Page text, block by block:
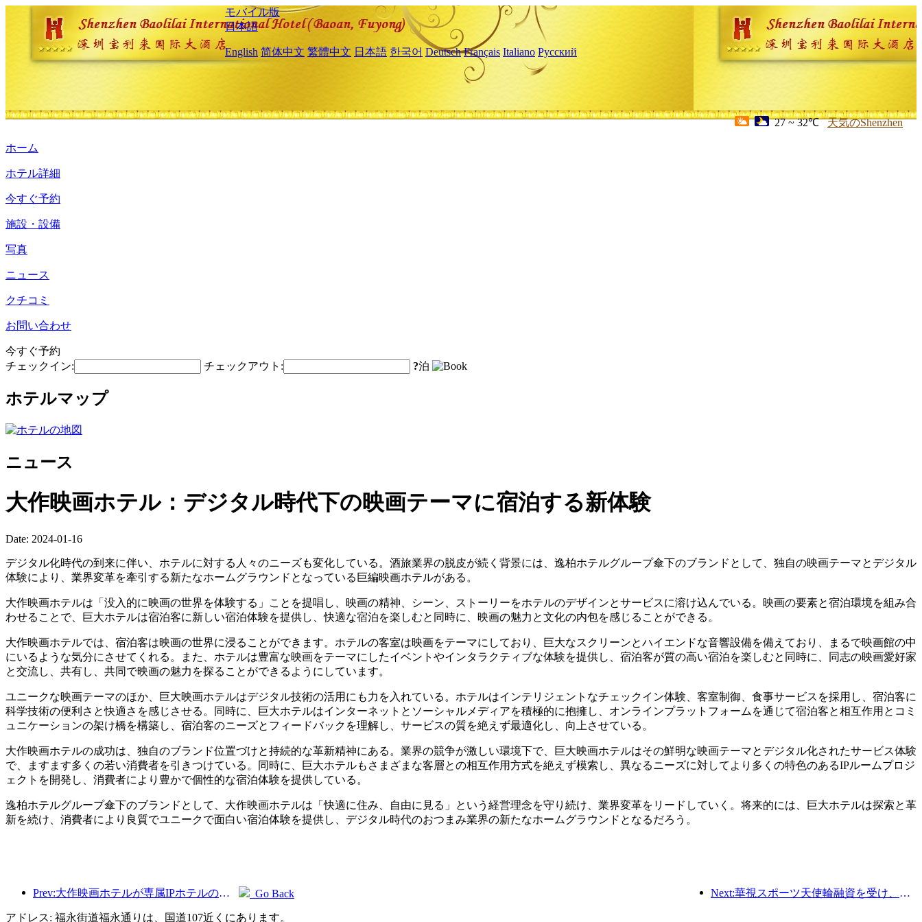
モバイル版
日本語
English 简体中文 繁體中文 日本語 한국어 Deutsch Français Italiano Русский
27 ~ 32℃ 天気のShenzhen
ホーム
ホテル詳細
今すぐ予約
施設・設備
写真
ニュース
クチコミ
お問い合わせ
今すぐ予約
チェックイン:
チェックアウト: ?泊
ホテルマップ
ニュース
大作映画ホテル：デジタル時代下の映画テーマに宿泊する新体験
Date: 2024-01-16
デジタル化時代の到来に伴い、ホテルに対する人々のニーズも変化している。酒旅業界の脱皮が続く背景には、逸柏ホテルグループ傘下のブランドとして、独自の映画テーマとデジタル
体験により、業界変革を牽引する新たなホームグラウンドとなっている巨編映画ホテルがある。
大作映画ホテルは「没入的に映画の世界を体験する」ことを提唱し、映画の精神、シーン、ストーリーをホテルのデザインとサービスに溶け込んでいる。映画の要素と宿泊環境を組み合
わせることで、巨大ホテルは宿泊客に新しい宿泊体験を提供し、快適な宿泊を楽しむと同時に、映画の魅力と文化の内包を感じることができる。
大作映画ホテルでは、宿泊客は映画の世界に浸ることができます。ホテルの客室は映画をテーマにしており、巨大なスクリーンとハイエンドな音響設備を備えており、まるで映画館の中
にいるような気分にさせてくれる。また、ホテルは豊富な映画をテーマにしたイベントやインタラクティブな体験を提供し、宿泊客が質の高い宿泊を楽しむと同時に、同志の映画愛好家
と交流し、共有し、共同で映画の魅力を探ることができるようにしています。
ユニークな映画テーマのほか、巨大映画ホテルはデジタル技術の活用にも力を入れている。ホテルはインテリジェントなチェックイン体験、客室制御、食事サービスを採用し、宿泊客に
科学技術の便利さと快適さを感じさせる。同時に、巨大ホテルはインターネットとソーシャルメディアを積極的に抱擁し、オンラインプラットフォームを通じて宿泊客と相互作用とコミ
ュニケーションの架け橋を構築し、宿泊客のニーズとフィードバックを理解し、サービスの質を絶えず最適化し、向上させている。
大作映画ホテルの成功は、独自のブランド位置づけと持続的な革新精神にある。業界の競争が激しい環境下で、巨大映画ホテルはその鮮明な映画テーマとデジタル化されたサービス体験
で、ますます多くの若い消費者を引きつけている。同時に、巨大ホテルもさまざまな客層との相互作用方式を絶えず模索し、異なるニーズに対してより多くの特色のあるIPルームプロジ
ェクトを開発し、消費者により豊かで個性的な宿泊体験を提供している。
逸柏ホテルグループ傘下のブランドとして、大作映画ホテルは「快適に住み、自由に見る」という経営理念を守り続け、業界変革をリードしていく。将来的には、巨大ホテルは探索と革
新を続け、消費者により良質でユニークで面白い宿泊体験を提供し、デジタル時代のおつまみ業界の新たなホームグラウンドとなるだろう。
Prev:大作映画ホテルが専属IPホテルの特色を作る Next:華視スポーツ天使輪融資を受け、ホテル業のデジタルアップグレードをリード
Go Back
アドレス: 福永街道福永通りは、国道107近くにあります。